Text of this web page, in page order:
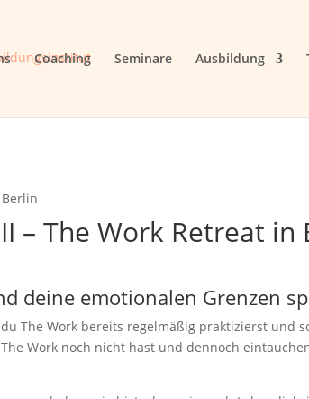
Coaching Seminare Ausbildung
– The Work Retreat in
deine emotionalen Grenzen
The Work bereits regelmäßig praktizierst und
Work noch nicht hast und dennoch